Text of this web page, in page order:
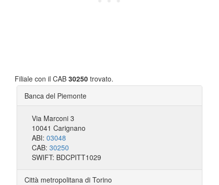
Filiale con il CAB 30250 trovato.
Banca del Piemonte
Via Marconi 3
10041 Carignano
ABI: 03048
CAB: 30250
SWIFT: BDCPITT1029
Città metropolitana di Torino